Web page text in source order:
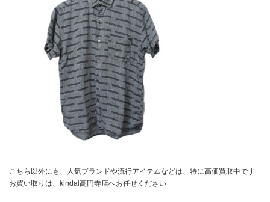
こちら以外にも、人気ブランドや流行アイテムなどは、特に高価買取中です
お買い取りは、kindal高円寺店へお任せください